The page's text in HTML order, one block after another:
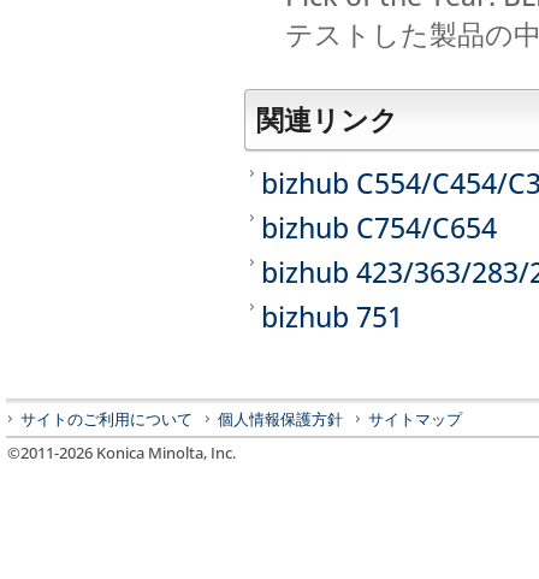
テストした製品の
関連リンク
bizhub C554/C454/
bizhub C754/C654
bizhub 423/363/283/
bizhub 751
サイトのご利用について 個人情報保護方針
サイトマップ
©2011-2026 Konica Minolta, Inc.